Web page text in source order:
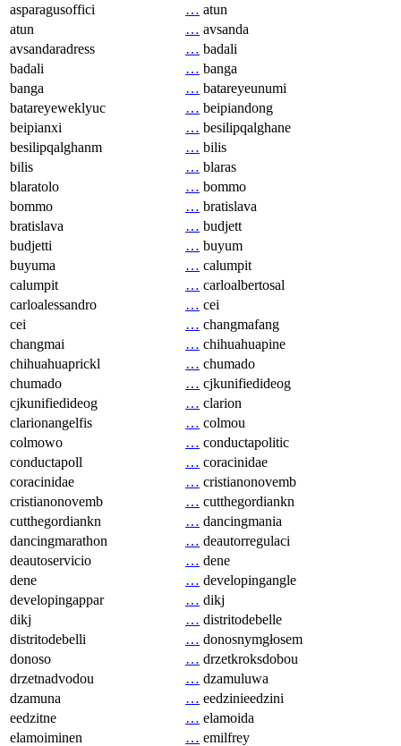
asparagusoffici
… atun
atun
… avsanda
avsandaradress
… badali
badali
… banga
banga
… batareyeunumi
batareyeweklyuc
… beipiandong
beipianxi
… besilipqalghane
besilipqalghanm
… bilis
bilis
… blaras
blaratolo
… bommo
bommo
… bratislava
bratislava
… budjett
budjetti
… buyum
buyuma
… calumpit
calumpit
… carloalbertosal
carloalessandro
… cei
cei
… changmafang
changmai
… chihuahuapine
chihuahuaprickl
… chumado
chumado
… cjkunifiedideog
cjkunifiedideog
… clarion
clarionangelfis
… colmou
colmowo
… conductapolitic
conductapoll
… coracinidae
coracinidae
… cristianonovemb
cristianonovemb
… cutthegordiankn
cutthegordiankn
… dancingmania
dancingmarathon
… deautorregulaci
deautoservicio
… dene
dene
… developingangle
developingappar
… dikj
dikj
… distritodebelle
distritodebelli
… donosnymgłosem
donoso
… drzetkroksdobou
drzetnadvodou
… dzamuluwa
dzamuna
… eedzinieedzini
eedzitne
… elamoida
elamoiminen
… emilfrey